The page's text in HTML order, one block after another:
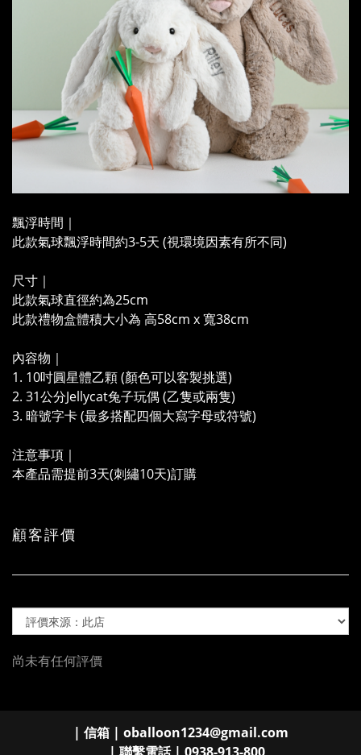
飄浮時間｜
此款氣球飄浮時間約3-5天 (視環境因素有所不同)
尺寸｜
此款氣球直徑約為25cm
此款禮物盒體積大小為 高58cm x 寬38cm
內容物｜
1. 10吋圓星體乙顆 (顏色可以客製挑選)
2. 31公分Jellycat兔子玩偶 (乙隻或兩隻)
3. 暗號字卡 (最多搭配四個大寫字母或符號)
注意事項｜
本產品需提前3天(刺繡10天)訂購
顧客評價
尚未有任何評價
| 信箱 | oballoon1234@gmail.com
| 聯繫電話 | 0938-913-800